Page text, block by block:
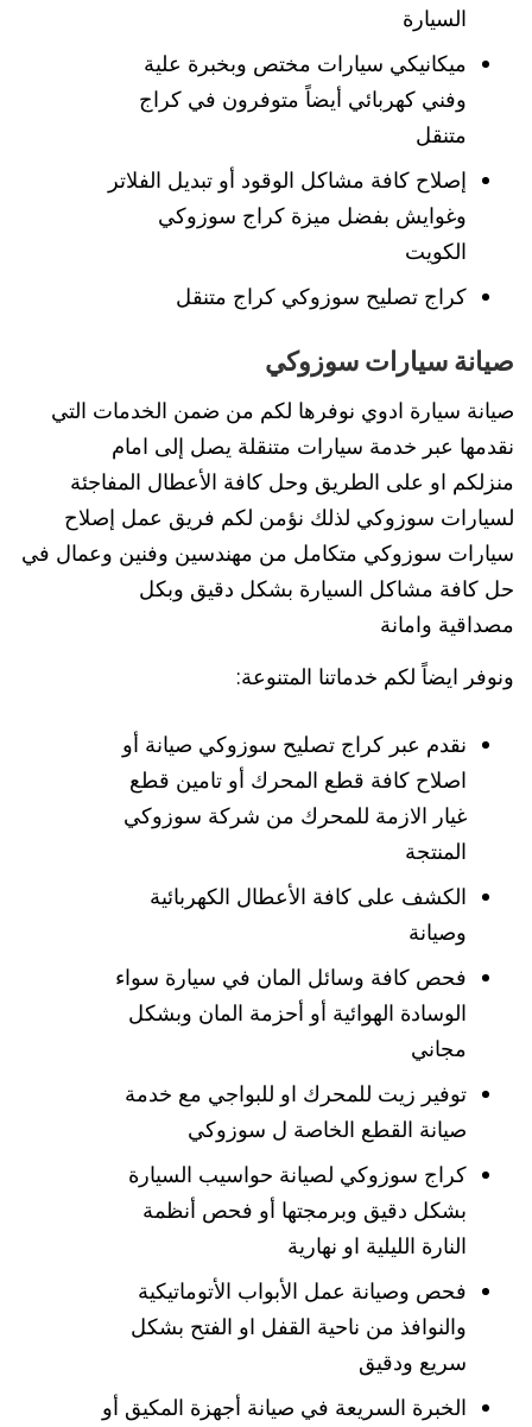
السيارة
ميكانيكي سيارات مختص وبخبرة علية
وفني كهربائي أيضاً متوفرون في كراج
متنقل
إصلاح كافة مشاكل الوقود أو تبديل الفلاتر
وغوايش بفضل ميزة كراج سوزوكي
الكويت
كراج تصليح سوزوكي كراج متنقل
صيانة سيارات سوزوكي
صيانة سيارة ادوي نوفرها لكم من ضمن الخدمات التي
نقدمها عبر خدمة سيارات متنقلة يصل إلى امام
منزلكم او على الطريق وحل كافة الأعطال المفاجئة
لسيارات سوزوكي لذلك نؤمن لكم فريق عمل إصلاح
سيارات سوزوكي متكامل من مهندسين وفنين وعمال في
حل كافة مشاكل السيارة بشكل دقيق وبكل
مصداقية وامانة
ونوفر ايضاً لكم خدماتنا المتنوعة:
نقدم عبر كراج تصليح سوزوكي صيانة أو
اصلاح كافة قطع المحرك أو تامين قطع
غيار الازمة للمحرك من شركة سوزوكي
المنتجة
الكشف على كافة الأعطال الكهربائية
وصيانة
فحص كافة وسائل المان في سيارة سواء
الوسادة الهوائية أو أحزمة المان وبشكل
مجاني
توفير زيت للمحرك او للبواجي مع خدمة
صيانة القطع الخاصة ل سوزوكي
كراج سوزوكي لصيانة حواسيب السيارة
بشكل دقيق وبرمجتها أو فحص أنظمة
النارة الليلية او نهارية
فحص وصيانة عمل الأبواب الأتوماتيكية
والنوافذ من ناحية القفل او الفتح بشكل
سريع ودقيق
الخبرة السريعة في صيانة أجهزة المكيق أو